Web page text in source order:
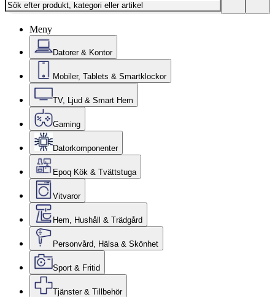
Meny
Datorer & Kontor
Mobiler, Tablets & Smartklockor
TV, Ljud & Smart Hem
Gaming
Datorkomponenter
Epoq Kök & Tvättstuga
Vitvaror
Hem, Hushåll & Trädgård
Personvård, Hälsa & Skönhet
Sport & Fritid
Tjänster & Tillbehör